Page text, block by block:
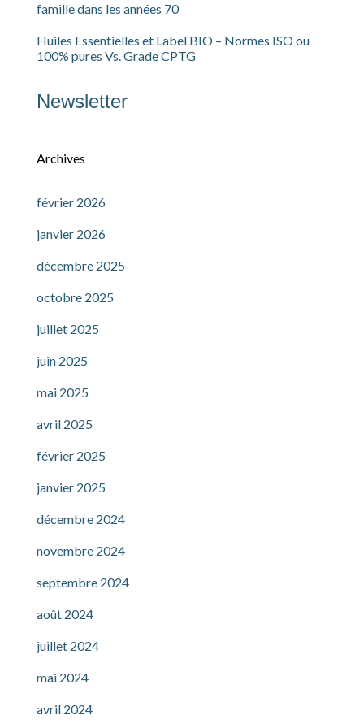
famille dans les années 70
Huiles Essentielles et Label BIO – Normes ISO ou
100% pures Vs. Grade CPTG
Newsletter
Archives
février 2026
janvier 2026
décembre 2025
octobre 2025
juillet 2025
juin 2025
mai 2025
avril 2025
février 2025
janvier 2025
décembre 2024
novembre 2024
septembre 2024
août 2024
juillet 2024
mai 2024
avril 2024